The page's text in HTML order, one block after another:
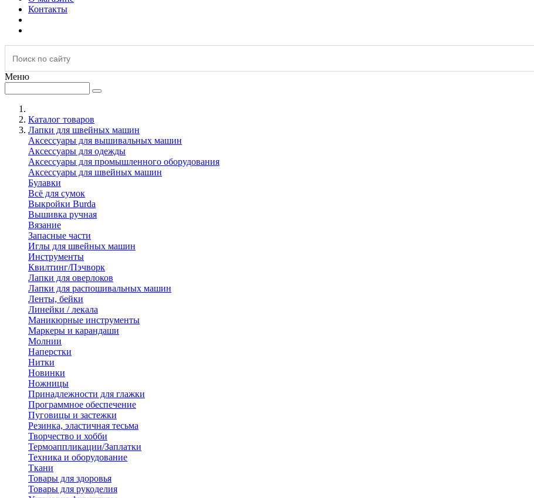
Контакты
Меню
Каталог товаров
Лапки для швейных машин
Аксессуары для вышивальных машин
Аксессуары для одежды
Аксессуары для промышленного оборудования
Аксессуары для швейных машин
Булавки
Всё для сумок
Выкройки Burda
Вышивка ручная
Вязание
Запасные части
Иглы для швейных машин
Инструменты
Квилтинг/Пэчворк
Лапки для оверлоков
Лапки для распошивальных машин
Ленты, бейки
Линейки / лекала
Маникюрные инструменты
Маркеры и карандаши
Молнии
Наперстки
Нитки
Новинки
Ножницы
Принадлежности для глажки
Программное обеспечение
Пуговицы и застежки
Резинка, эластичная тесьма
Творчество и хобби
Термоаппликации/Заплатки
Техника и оборудование
Ткани
Товары для здоровья
Товары для рукоделия